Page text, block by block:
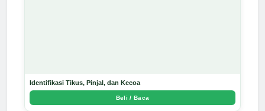
Identifikasi Tikus, Pinjal, dan Kecoa
Beli / Baca